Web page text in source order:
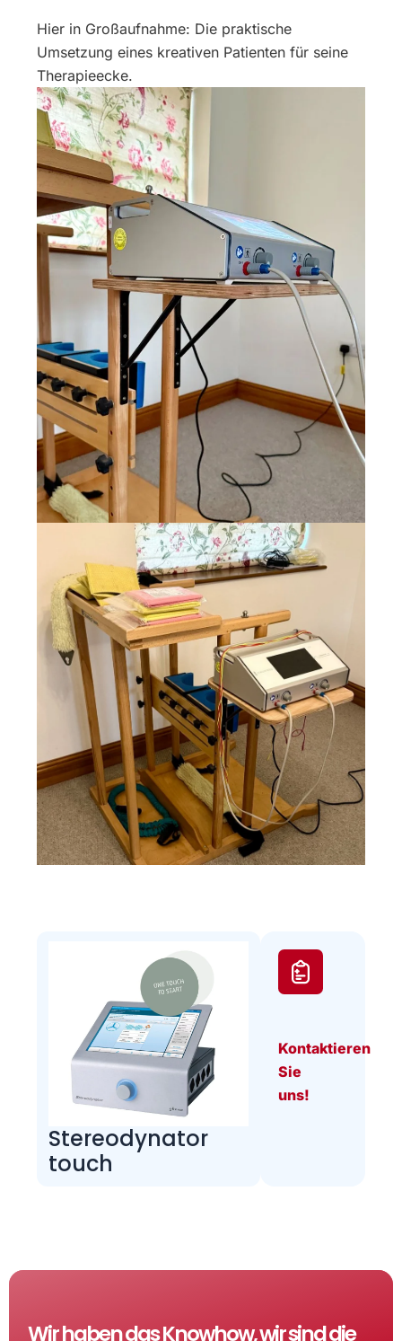
Hier in Großaufnahme: Die praktische
Umsetzung eines kreativen Patienten für seine
Therapieecke.
Stereodynator
touch
Kontaktieren
Sie
uns!
Wir haben das Knowhow, wir sind die